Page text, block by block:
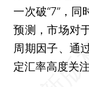
一次破“7”，
预测，市场对
周期因子、通
定汇率高度关注